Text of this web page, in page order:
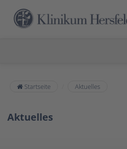
Startseite Aktuelles
Aktuelles